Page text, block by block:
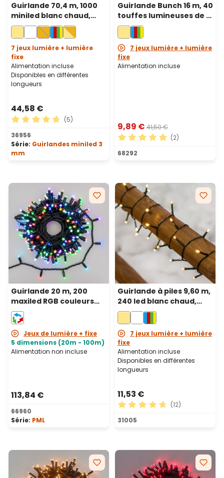
Guirlande 70,4 m, 1000
miniled blanc chaud,
câble vert
7 jeux lumière + lumière
fixe
Alimentation incluse
Disponibles en différentes
longueurs
44,58 €
Note moyenne de 4.8 sur 5 étoiles
(5)
36956
Série: Guirlandes miniled 3
mm
Guirlande Bunch 16 m, 40
touffes lumineuses de 8
led blanc chaud, câble
vert
7 jeux lumière + lumière
fixe
Alimentation incluse
9,89 € 41,50 €
Note moyenne de 5 sur 5
(2)
68292
Guirlande 20 m, 200
maxiled RGB couleurs
changeantes, câble
noir, prolongeable, IP67
Jeux de lumière + fixe
5 dimensions (20m - 100m)
Alimentation non incluse
113,84 €
66960
Série: PML
Guirlande à piles 9,60 m,
240 led blanc chaud,
câble vert
7 jeux lumière + lumière
fixe
Alimentation incluse
Disponibles en différentes
longueurs
11,53 €
Note moyenne de 4.75 sur
(12)
31005